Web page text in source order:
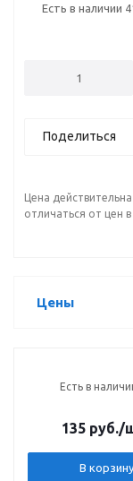
Есть в наличии
Поделиться
Цена
отличаться от цен
Цены
Есть в
135 руб./
В корзину